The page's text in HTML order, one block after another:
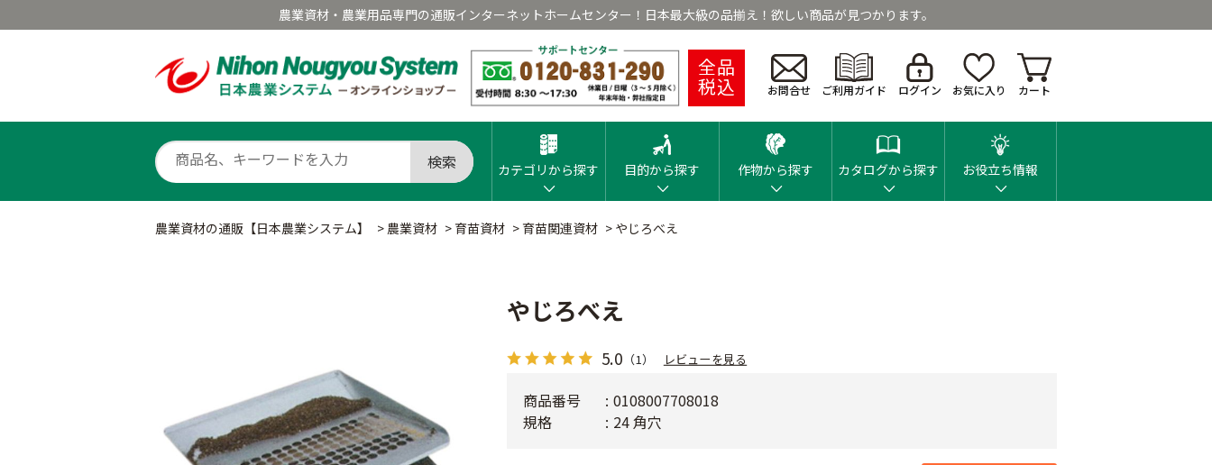
農業資材・農業用品専門の通販インターネットホームセンター！日本最大級の品揃え！欲しい商品が見つかります。
全品
税込 お問合せ ご利用ガイド ログイン お気に入り カート
検索 カテゴリから探す 目的から探す 作物から探す カタログから探す お役立ち情報
農業資材の通販【日本農業システム】 > 農業資材 > 育苗資材 > 育苗関連資材 > やじろべえ
やじろべえ
5.0 （1） レビューを見る
商品番号
0108007708018
規格
24 角穴